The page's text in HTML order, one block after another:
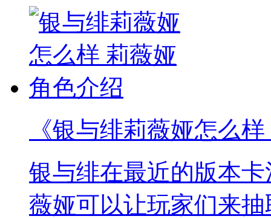
《银与绯莉薇娅怎么
银与绯在最近的版本
薇娅可以让玩家们来